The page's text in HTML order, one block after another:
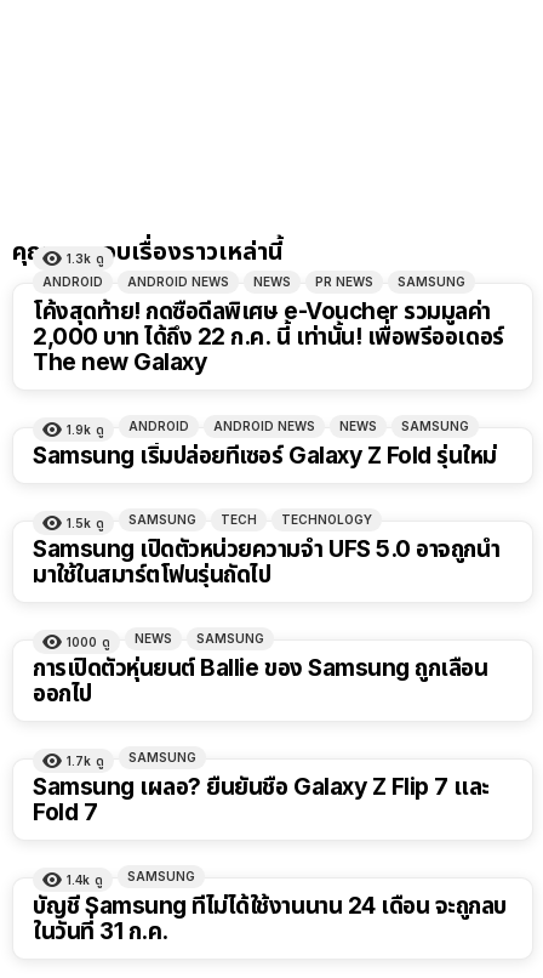
คุณอาจชอบเรื่องราวเหล่านี้
1.3k ดู
ANDROID
ANDROID NEWS NEWS PR NEWS SAMSUNG
โค้งสุดท้าย! กดซื้อดีลพิเศษ e-Voucher รวมมูลค่า
2,000 บาท ได้ถึง 22 ก.ค. นี้ เท่านั้น! เพื่อพรีออเดอร์
The new Galaxy
1.9k ดู ANDROID ANDROID NEWS NEWS SAMSUNG
Samsung เริ่มปล่อยทีเซอร์ Galaxy Z Fold รุ่นใหม่
1.5k ดู SAMSUNG TECH TECHNOLOGY
Samsung เปิดตัวหน่วยความจำ UFS 5.0 อาจถูกนำ
มาใช้ในสมาร์ตโฟนรุ่นถัดไป
1000 ดู NEWS SAMSUNG
การเปิดตัวหุ่นยนต์ Ballie ของ Samsung ถูกเลื่อน
ออกไป
1.7k ดู SAMSUNG
Samsung เผลอ? ยืนยันชื่อ Galaxy Z Flip 7 และ
Fold 7
1.4k ดู SAMSUNG
บัญชี Samsung ที่ไม่ได้ใช้งานนาน 24 เดือน จะถูกลบ
ในวันที่ 31 ก.ค.